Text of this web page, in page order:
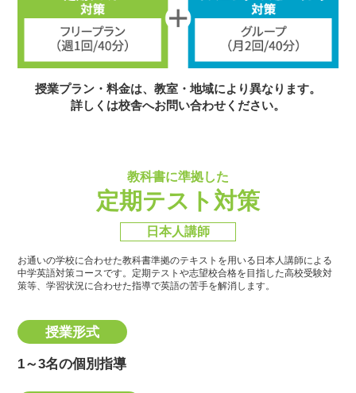
授業プラン・料金は、教室・地域により異なります。
詳しくは校舎へお問い合わせください。
教科書に準拠した
定期テスト対策
日本人講師
お通いの学校に合わせた教科書準拠のテキストを用いる日本人講師による
中学英語対策コースです。 定期テストや志望校合格を目指した高校受験対
策等、学習状況に合わせた指導で英語の苦手を解消します。
授業形式
1～3名の個別指導